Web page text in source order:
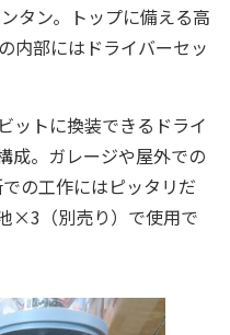
タン。トップに備える高
内部にはドライバーセッ
ットに換装できるドライ
成。ガレージや屋外での
の工作にはピッタリだ
×3（別売り）で使用で